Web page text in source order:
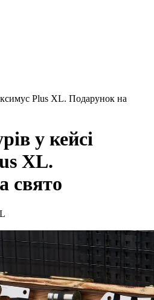
Plus XL. Подарунок на
у кейсі
XL.
свято